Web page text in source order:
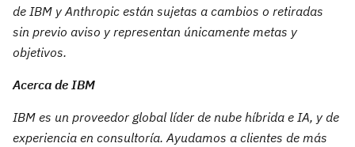
de IBM y Anthropic están sujetas a cambios o retiradas
sin previo aviso y representan únicamente metas y
objetivos.
Acerca de IBM
IBM es un proveedor global líder de nube híbrida e IA, y de
experiencia en consultoría. Ayudamos a clientes de más